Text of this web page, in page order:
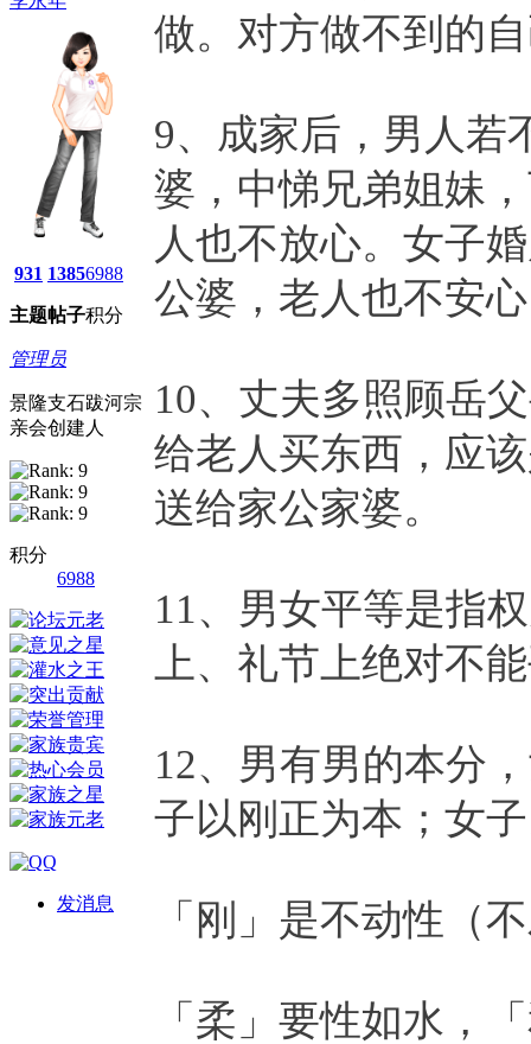
931
主题
1385
帖子
6988
积分
管理员
景隆支石跋河宗
亲会创建人
积分
6988
发消息
做。对方做不到的
9、成家后，男人若
婆，中悌兄弟姐妹
人也不放心。女子
公婆，老人也不安
10、丈夫多照顾岳
给老人买东西，应
送给家公家婆。
11、男女平等是指
上、礼节上绝对不
12、男有男的本分
子以刚正为本；女
「刚」是不动性（
「柔」要性如水，